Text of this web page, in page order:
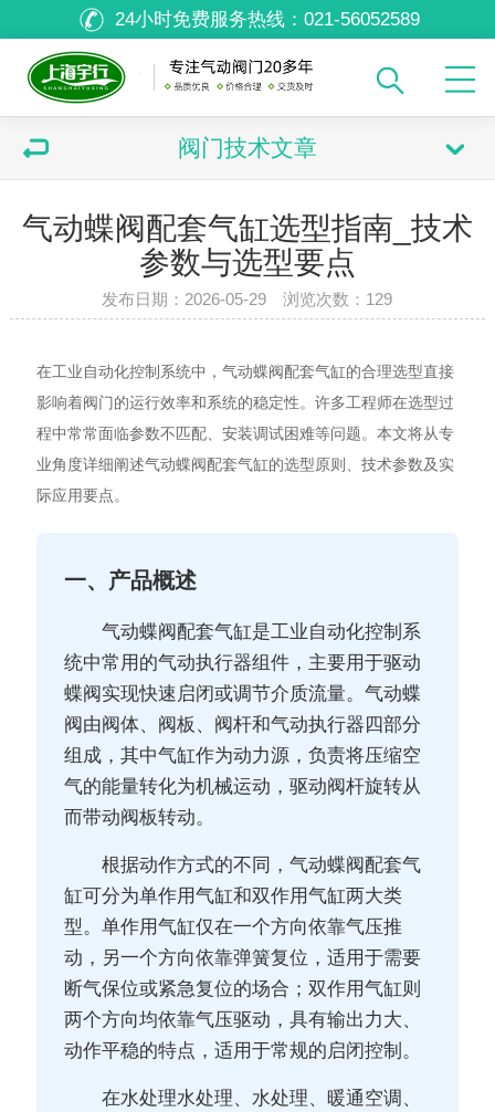
24小时免费服务热线： 021-56052589
阀门技术文章
气动蝶阀配套气缸选型指南_技术
参数与选型要点
发布日期：2026-05-29 浏览次数： 129
在工业自动化控制系统中，气动蝶阀配套气缸的合理选型直接
影响着阀门的运行效率和系统的稳定性。许多工程师在选型过
程中常常面临参数不匹配、安装调试困难等问题。本文将从专
业角度详细阐述气动蝶阀配套气缸的选型原则、技术参数及实
际应用要点。
一、产品概述
气动蝶阀配套气缸是工业自动化控制系
统中常用的气动执行器组件，主要用于驱动
蝶阀实现快速启闭或调节介质流量。气动蝶
阀由阀体、阀板、阀杆和气动执行器四部分
组成，其中气缸作为动力源，负责将压缩空
气的能量转化为机械运动，驱动阀杆旋转从
而带动阀板转动。
根据动作方式的不同，气动蝶阀配套气
缸可分为单作用气缸和双作用气缸两大类
型。单作用气缸仅在一个方向依靠气压推
动，另一个方向依靠弹簧复位，适用于需要
断气保位或紧急复位的场合；双作用气缸则
两个方向均依靠气压驱动，具有输出力大、
动作平稳的特点，适用于常规的启闭控制。
在水处理水处理、水处理、暖通空调、